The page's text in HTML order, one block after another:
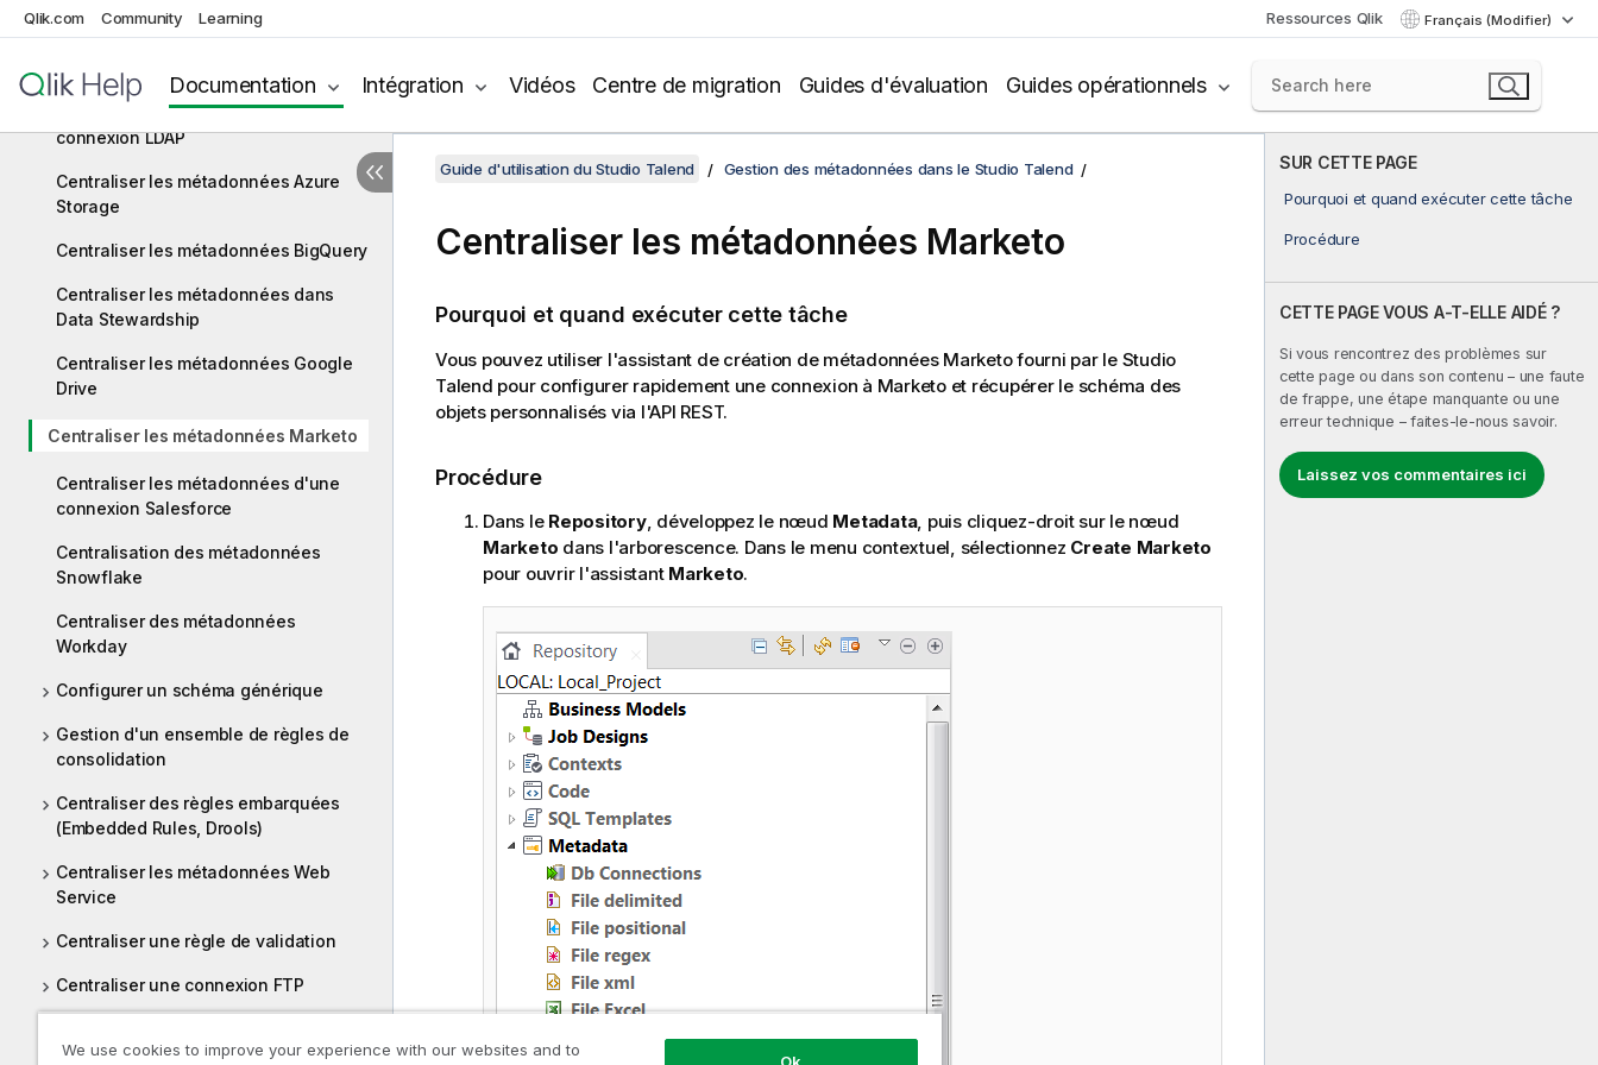
Qlik.com Community Learning Ressources Qlik Français (Modifier)
Documentation Intégration Vidéos Centre de migration Guides d'évaluation Guides opérationnels
Centraliser les métadonnées d'un
fichier JSON
Centraliser les métadonnées d'une
connexion LDAP
Centraliser les métadonnées Azure
Storage
Centraliser les métadonnées BigQuery
Centraliser les métadonnées dans
Data Stewardship
Centraliser les métadonnées Google
Drive
Centraliser les métadonnées Marketo
Centraliser les métadonnées d'une
connexion Salesforce
Centralisation des métadonnées
Snowflake
Centraliser des métadonnées
Workday
Configurer un schéma générique
Gestion d'un ensemble de règles de
consolidation
Centraliser des règles embarquées
(Embedded Rules, Drools)
Centraliser les métadonnées Web
Service
Centraliser une règle de validation
Centraliser une connexion FTP
SUR CETTE PAGE
Pourquoi et quand exécuter cette tâche
Procédure
CETTE PAGE VOUS A-T-ELLE AIDÉ ?
Si vous rencontrez des problèmes sur
cette page ou dans son contenu – une faute
de frappe, une étape manquante ou une
erreur technique – faites-le-nous savoir.
Laissez vos commentaires ici
Guide d'utilisation du Studio Talend Gestion des métadonnées dans le Studio Talend
Centraliser les métadonnées Marketo
Pourquoi et quand exécuter cette tâche
Vous pouvez utiliser l'assistant de création de métadonnées Marketo fourni par le Studio
Talend pour configurer rapidement une connexion à Marketo et récupérer le schéma des
objets personnalisés via l'API REST.
Procédure
Dans le Repository, développez le nœud Metadata, puis cliquez-droit sur le nœud
Marketo dans l'arborescence. Dans le menu contextuel, sélectionnez Create Marketo
pour ouvrir l'assistant Marketo.
We use cookies to improve your experience with our websites and to